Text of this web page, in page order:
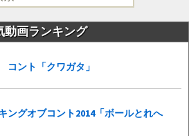
動画ランキング
ント「クワガタ」
グオブコント2014「ボールとれへ